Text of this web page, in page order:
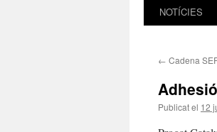
Vés
contingut
NOTÍCIES
← Cadena
Publicat el 12